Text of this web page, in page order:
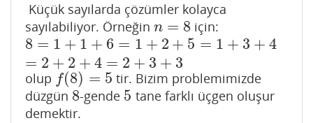
Küçük sayılarda çözümler kolayca
sayılabiliyor. Örneğin n = 8
n=8 için:
8 = 1 + 1 + 6 = 1 + 2 + 5 = 1 + 3 + 4
= 2 + 2 + 4 = 2 + 3 + 3
8=1+ 1 +6=1 +2 +5 =1 +3 +4 =2 +2 +4 =2 +3 +3
olup f(8) = 5
f(8)=5
tir. Bizim problemimizde
düzgün 8
8-gende 5
5 tane farklı üçgen oluşur
demektir.